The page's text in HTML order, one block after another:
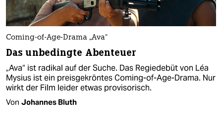
Coming-of-Age-Drama „Ava“
Das unbedingte Abenteuer
„Ava“ ist radikal auf der Suche. Das Regiedebüt von Léa
Mysius ist ein preisgekröntes Coming-of-Age-Drama. Nur
wirkt der Film leider etwas provisorisch.
Von Johannes Bluth